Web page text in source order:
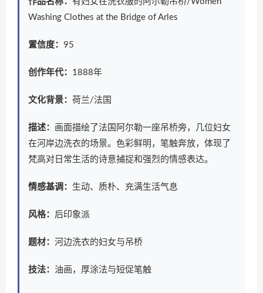
Washing Clothes at the Bridge of Arles
置信度： 95
创作年代： 1888年
文化背景： 荷兰/法国
描述： 画面描绘了法国阿尔勒一座吊桥旁，几位妇女
在河岸边洗衣的场景。色彩鲜明，笔触奔放，体现了
梵高对日常生活的诗意捕捉和强烈的情感表达。
情感基调： 生动、质朴、充满生活气息
风格： 后印象派
题材： 河边洗衣的妇女与吊桥
技法： 油画，厚涂法与短促笔触